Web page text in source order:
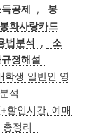
공제 ,
봉
봉화사랑카드
법분석 ,
소
정해설
학생 일반인 영
석
할인시간, 예매
정리